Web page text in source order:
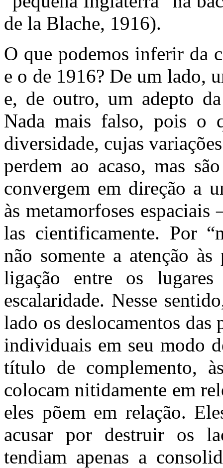
de la Blache, 1916).
O que podemos inferir da
e o de 1916? De um lado,
e, de outro, um adepto
Nada mais falso, pois o
diversidade, cujas
perdem ao acaso, mas
convergem em direção a
às metamorfoses
las cientificamente. Por
não somente a atenção
ligação entre os
escalaridade. Nesse
lado os deslocamentos das
individuais em seu modo
título de complemento,
colocam nitidamente em
eles põem em relação.
acusar por destruir os
tendiam apenas a